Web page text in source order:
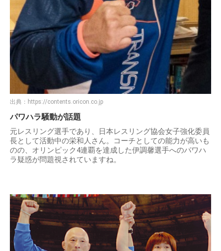
出典： https://contents.oricon.co.jp
パワハラ騒動が話題
元レスリング選手であり、日本レスリング協会女子強化委員
長として活動中の栄和人さん。コーチとしての能力が高いも
のの、オリンピック4連覇を達成した伊調馨選手へのパワハ
ラ疑惑が問題視されていますね。